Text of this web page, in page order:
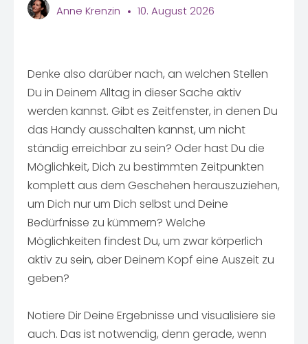
Anne Krenzin 10. August 2026
Denke also darüber nach, an welchen Stellen
Du in Deinem Alltag in dieser Sache aktiv
werden kannst. Gibt es Zeitfenster, in denen Du
das Handy ausschalten kannst, um nicht
ständig erreichbar zu sein? Oder hast Du die
Möglichkeit, Dich zu bestimmten Zeitpunkten
komplett aus dem Geschehen herauszuziehen,
um Dich nur um Dich selbst und Deine
Bedürfnisse zu kümmern? Welche
Möglichkeiten findest Du, um zwar körperlich
aktiv zu sein, aber Deinem Kopf eine Auszeit zu
geben?
Notiere Dir Deine Ergebnisse und visualisiere sie
auch. Das ist notwendig, denn gerade, wenn